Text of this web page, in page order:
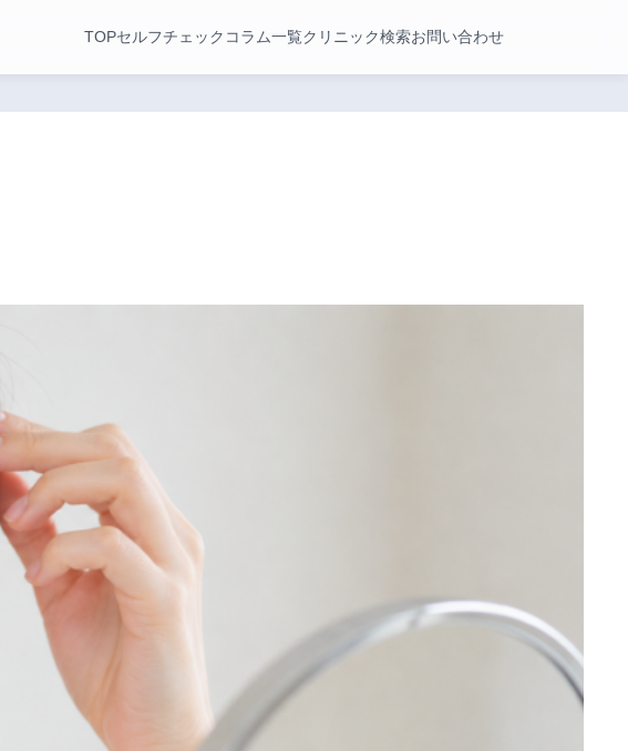
TOPセルフチェック コラム一覧クリニック検索お問い合わせ